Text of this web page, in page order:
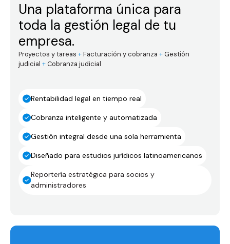
Una plataforma única para
toda la gestión legal de tu
empresa.
Proyectos y tareas +Facturación y cobranza +Gestión
judicial +Cobranza judicial
Rentabilidad legal en tiempo real
Cobranza inteligente y automatizada
Gestión integral desde una sola herramienta
Diseñado para estudios jurídicos latinoamericanos
Reportería estratégica para socios y
administradores